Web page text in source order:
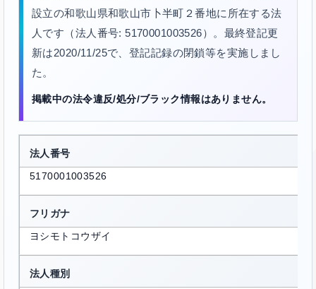
設立の和歌山県和歌山市卜半町２番地に所在する法
人です（法人番号: 5170001003526）。最終登記更
新は2020/11/25で、登記記録の閉鎖等を実施しまし
た。
掲載中の法令違反/処分/ブラック情報はありません。
法人番号
5170001003526
フリガナ
ヨシモトコウザイ
法人種別